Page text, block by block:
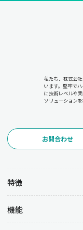
私たち、株式会
います。堅牢で
に技術レベルや
ソリューションを
お問合わせ
特徴
機能